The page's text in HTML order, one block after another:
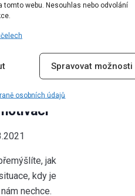
tomto webu. Nesouhlas nebo odvolání
Spravovat možnosti
osobních údajů
kávovou
jak
kdy je
nechce.